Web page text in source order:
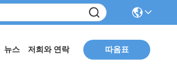
뉴스 저희와 연락 따옴표